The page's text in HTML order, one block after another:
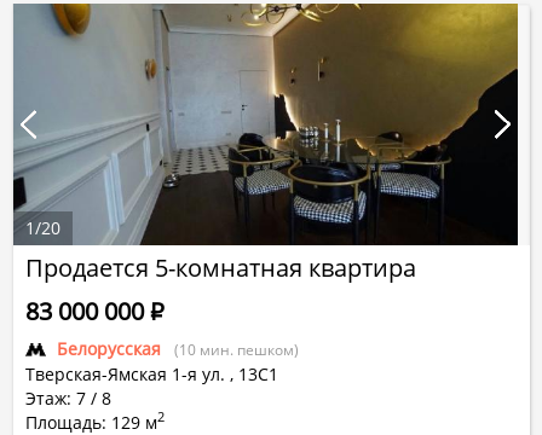
Продается 5-комнатная квартира
Белорусская (10 мин. пешком)
Тверская-Ямская 1-я ул. , 13С1
Этаж: 7 / 8
Площадь: 129 м2
83 000 000Р
1/20